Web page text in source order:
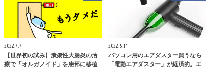
2022.7.7
【世界初の試み】潰瘍性大腸炎の治
療で「オルガノイド」を患部に移植
2022.5.11
パソコン用のエアダスター買うなら
「電動エアダスター」が経済的。エ